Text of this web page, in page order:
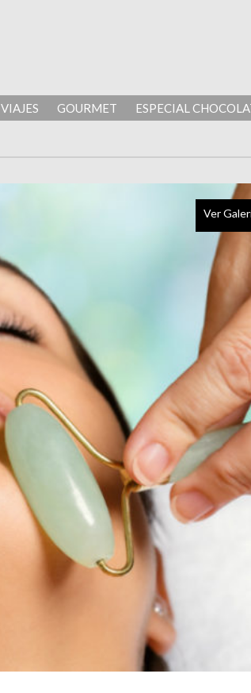
VIAJES GOURMET ESPECIAL
Ver